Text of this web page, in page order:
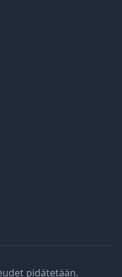
pidätetään.